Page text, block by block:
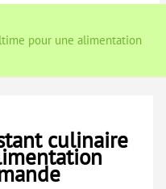
pour une alimentation
culinaire